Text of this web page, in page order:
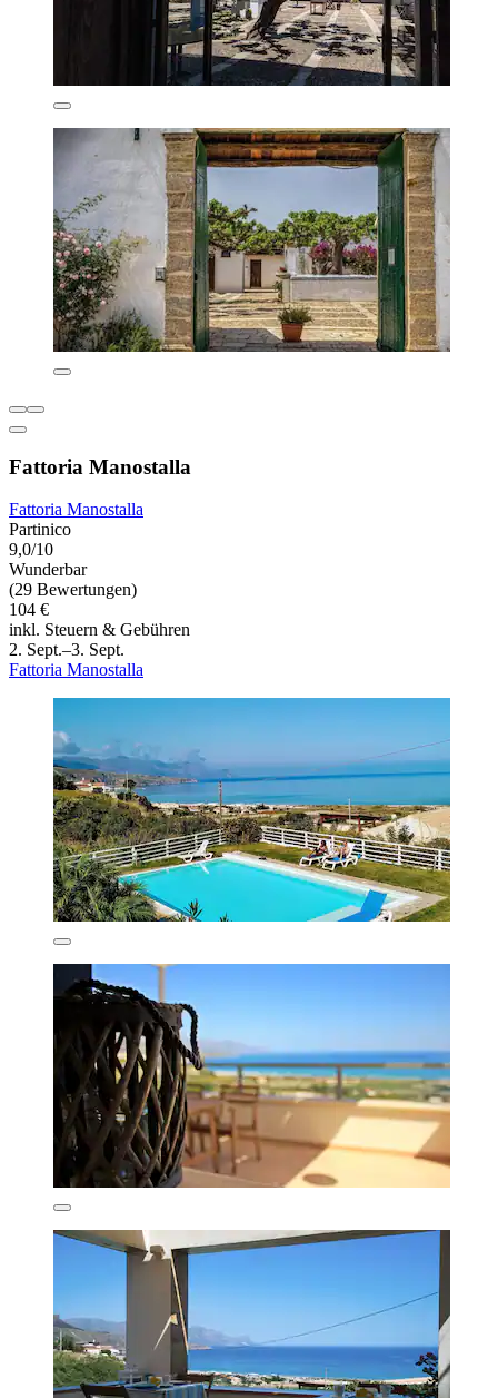
Fattoria Manostalla
Fattoria Manostalla
Partinico
9,0/10
Wunderbar
(29 Bewertungen)
104 €
inkl. Steuern & Gebühren
2. Sept.–3. Sept.
Fattoria Manostalla